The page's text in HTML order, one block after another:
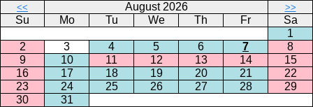
<< August 2026 >>
Su Mo Tu We Th Fr
Sa
1
2
3 4 5 6 7
8
9
10 11 12 13 14
15
16
17 18 19 20 21
22
23
24 25 26 27 28
29
30
31